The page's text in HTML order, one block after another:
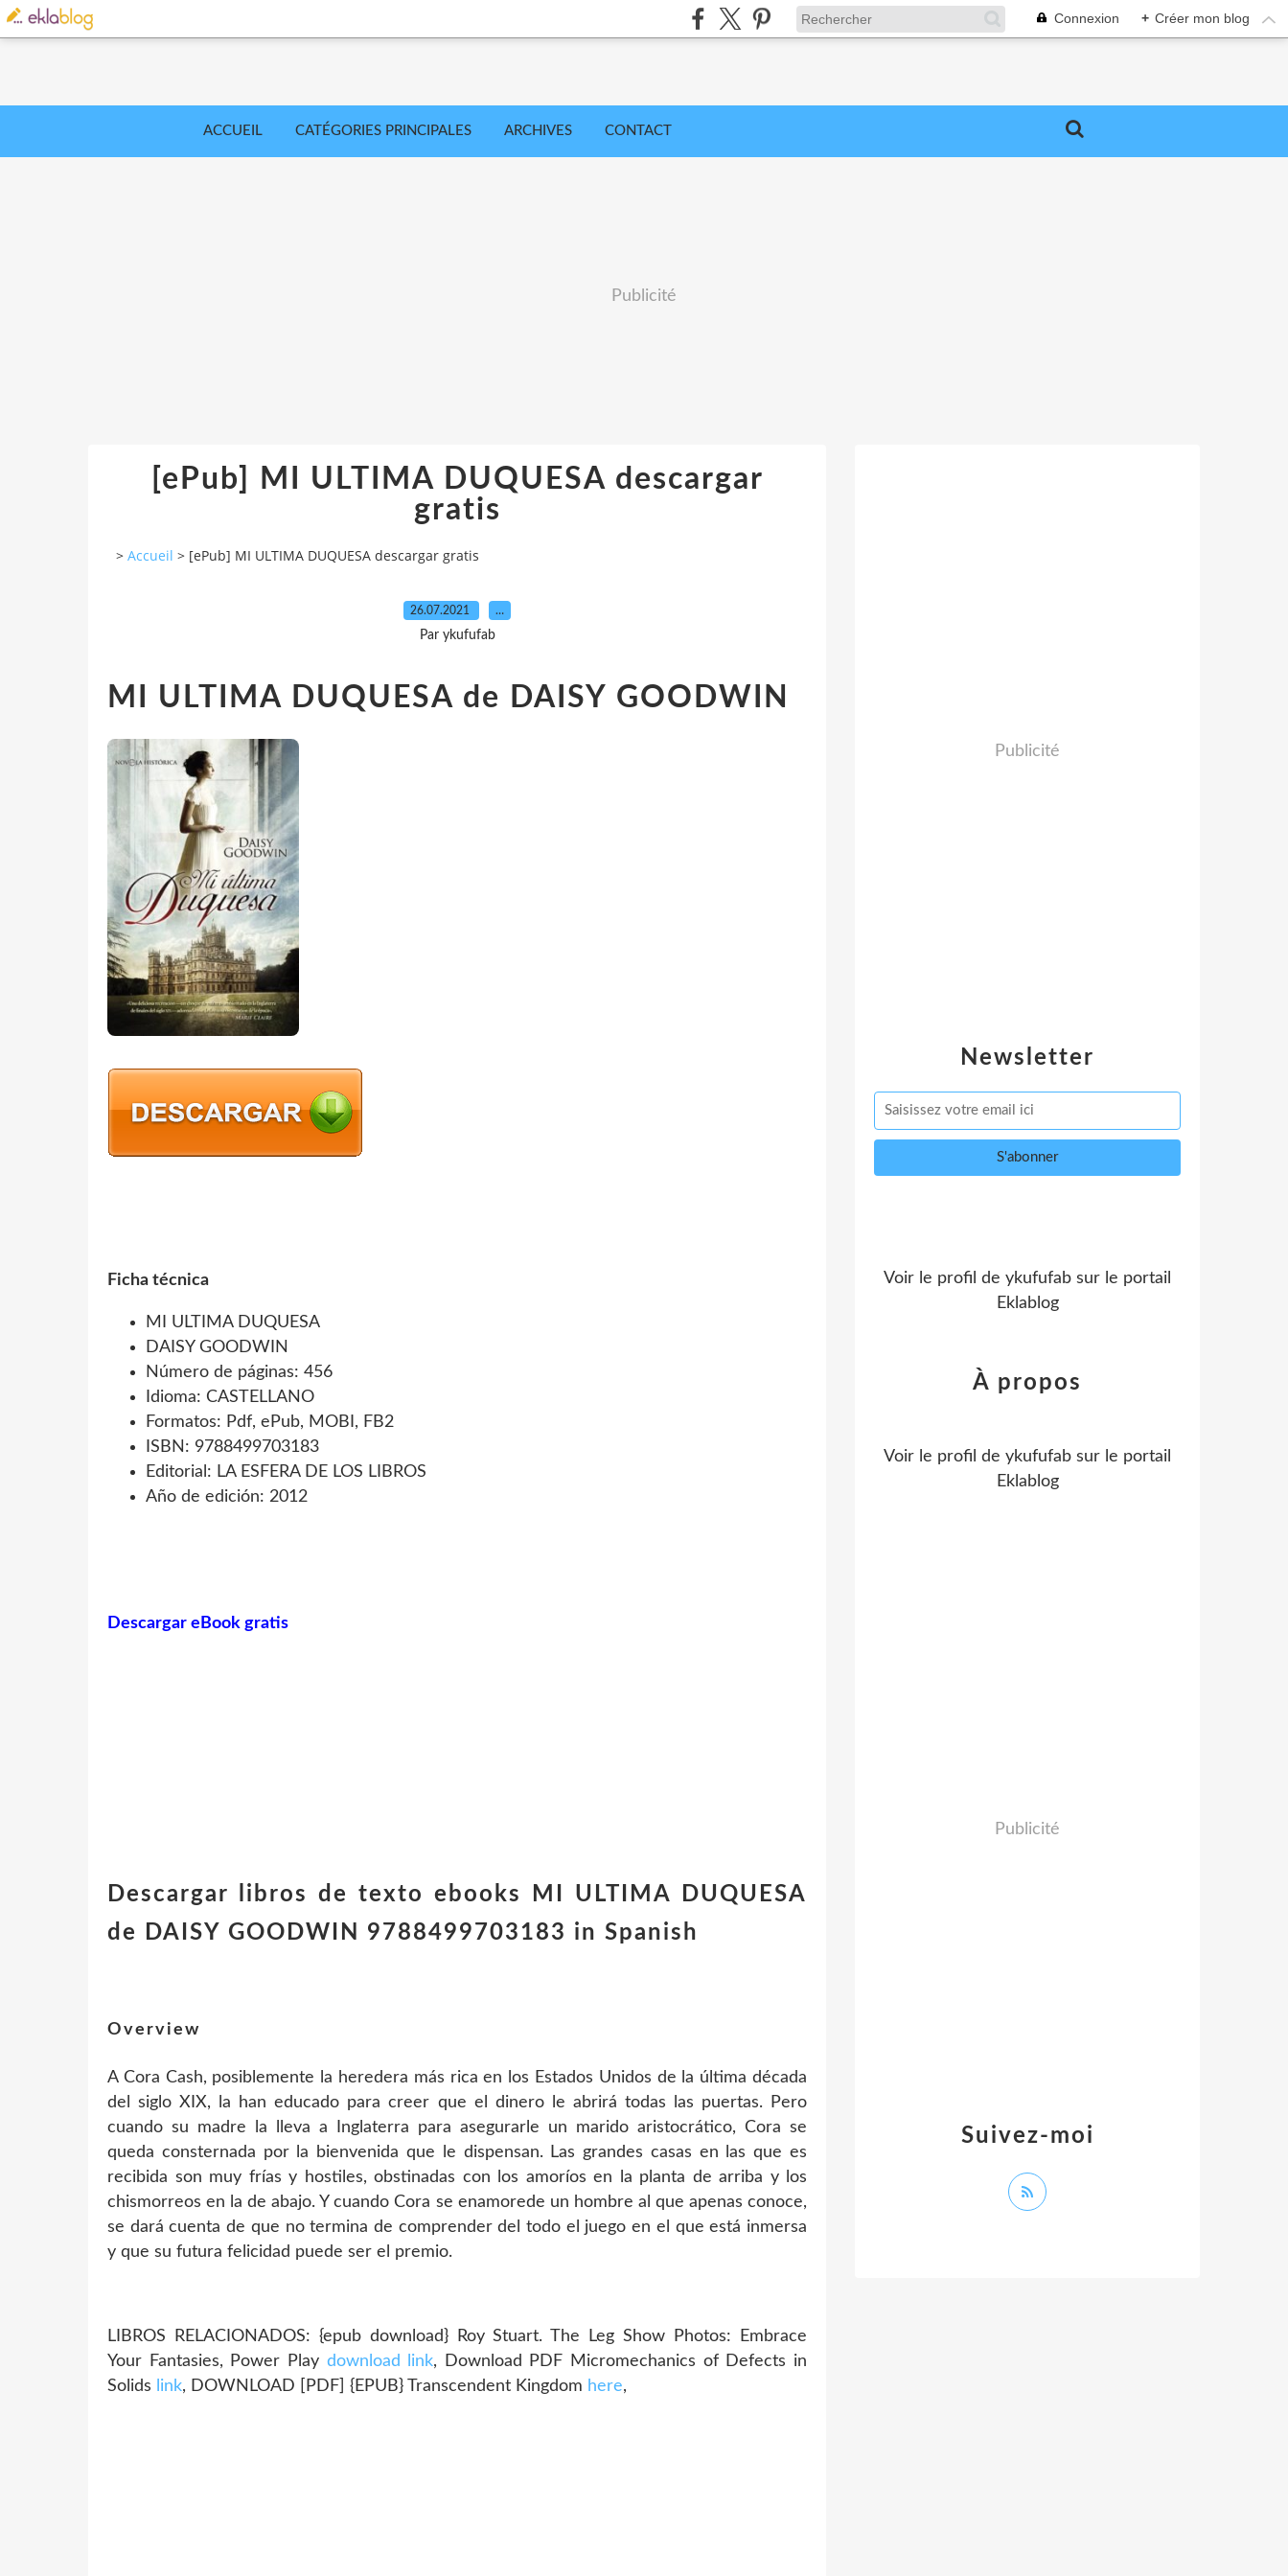
Connexion + Créer mon blog
ACCUEIL CATÉGORIES PRINCIPALES ARCHIVES CONTACT
Publicité
[ePub] MI ULTIMA DUQUESA descargar
gratis
> Accueil > [ePub] MI ULTIMA DUQUESA descargar gratis
26.07.2021 …
Par ykufufab
MI ULTIMA DUQUESA de DAISY GOODWIN
Ficha técnica
MI ULTIMA DUQUESA
DAISY GOODWIN
Número de páginas: 456
Idioma: CASTELLANO
Formatos: Pdf, ePub, MOBI, FB2
ISBN: 9788499703183
Editorial: LA ESFERA DE LOS LIBROS
Año de edición: 2012
Descargar eBook gratis
Descargar libros de texto ebooks MI ULTIMA DUQUESA
de DAISY GOODWIN 9788499703183 in Spanish
Overview
A Cora Cash, posiblemente la heredera más rica en los Estados Unidos de la última década
del siglo XIX, la han educado para creer que el dinero le abrirá todas las puertas. Pero
cuando su madre la lleva a Inglaterra para asegurarle un marido aristocrático, Cora se
queda consternada por la bienvenida que le dispensan. Las grandes casas en las que es
recibida son muy frías y hostiles, obstinadas con los amoríos en la planta de arriba y los
chismorreos en la de abajo. Y cuando Cora se enamorede un hombre al que apenas conoce,
se dará cuenta de que no termina de comprender del todo el juego en el que está inmersa
y que su futura felicidad puede ser el premio.
LIBROS RELACIONADOS: {epub download} Roy Stuart. The Leg Show Photos: Embrace
Your Fantasies, Power Play download link, Download PDF Micromechanics of Defects in
Solids
link, DOWNLOAD [PDF] {EPUB} Transcendent Kingdom here,
Newsletter
Publicité
Voir le profil de ykufufab sur le portail
Eklablog
Suivez-moi
À propos
Voir le profil de ykufufab sur le portail
Eklablog
Publicité